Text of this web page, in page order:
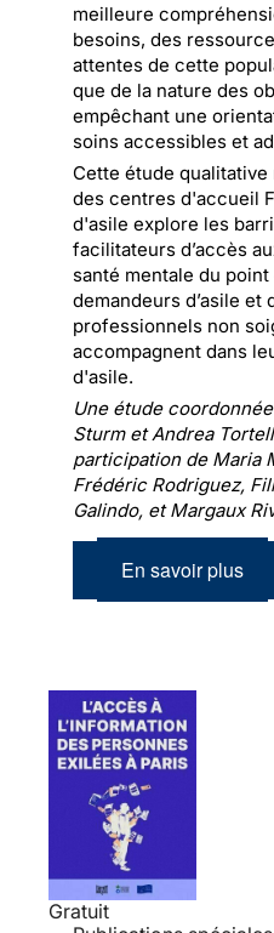
meilleure
besoins, des
attentes de cette
que de la nature des
empêchant une
soins accessibles et
Cette étude qualitative
des centres d'accueil
d'asile explore les
facilitateurs d’accès
santé mentale du
demandeurs d’asile et
professionnels non
accompagnent dans
d'asile.
Une étude
Sturm et Andrea
participation de Maria
Frédéric Rodriguez,
Galindo, et Margaux
En savoir plus
Gratuit